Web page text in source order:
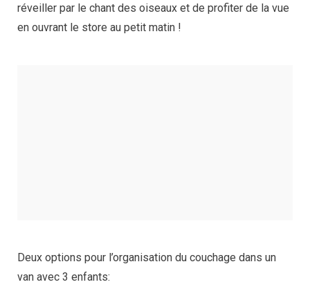
réveiller par le chant des oiseaux et de profiter de la vue
en ouvrant le store au petit matin !
Deux options pour l’organisation du couchage dans un
van avec 3 enfants: